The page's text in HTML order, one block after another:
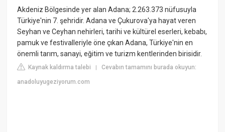
Akdeniz Bölgesinde yer alan Adana; 2.263.373 nüfusuyla
Türkiye'nin 7. şehridir. Adana ve Çukurova'ya hayat veren
Seyhan ve Ceyhan nehirleri, tarihi ve kültürel eserleri, kebabı,
pamuk ve festivalleriyle öne çıkan Adana, Türkiye'nin en
önemli tarım, sanayi, eğitim ve turizm kentlerinden birisidir.
Kaynak kaldırma talebi |Cevabın tamamını burada okuyun:
anadoluyugeziyorum.com